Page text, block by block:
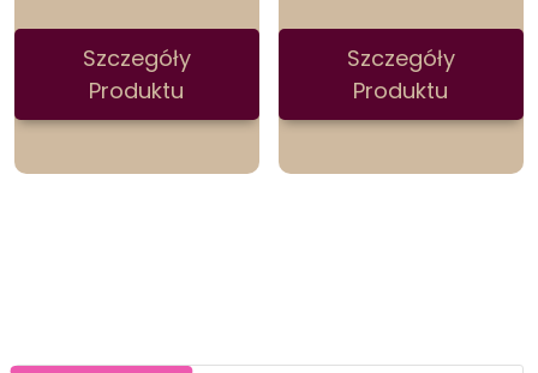
Szczegóły
Produktu
Szczegóły
Produktu